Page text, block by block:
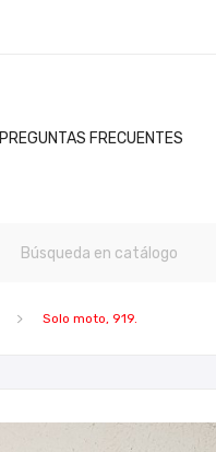
PREGUNTAS FRECUENTES
Solo moto, 919.